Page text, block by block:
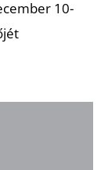
10-